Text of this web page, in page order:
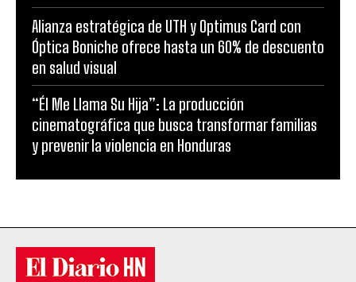
Alianza estratégica de UTH y Optimus Card con
Óptica Boniche ofrece hasta un 60% de descuento
en salud visual
“Él Me Llama Su Hija”: La producción
cinematográfica que busca transformar familias
y prevenir la violencia en Honduras